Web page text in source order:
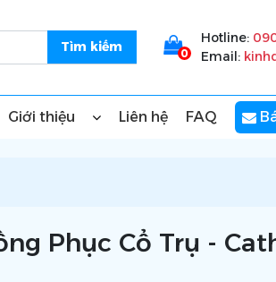
0
Hotline:
Email:
Giới thiệu Liên hệ FAQ
Phục Cổ Trụ -